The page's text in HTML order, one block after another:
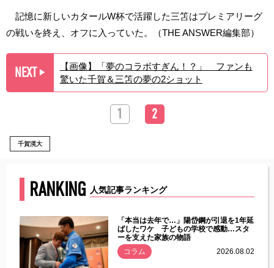
記憶に新しいカタールW杯で活躍した三笘はプレミアリーグ
の戦いを終え、オフに入っていた。（THE ANSWER編集部）
NEXT ▶︎
【画像】「夢のコラボすぎん！？」 ファンも
驚いた千賀＆三笘の夢の2ショット
1 2
千賀滉大
RANKING 人気記事ランキング
「本当は去年で…」陽岱鋼が引退を1年延
ばしたワケ 子どもの学校で感動…スタ
ーを支えた家族の物語
コラム
2026.08.02